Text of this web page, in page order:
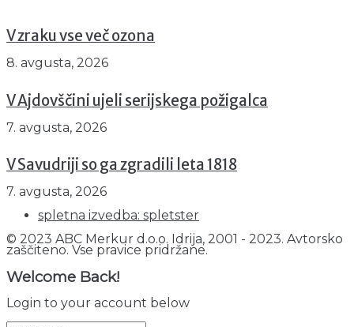
V zraku vse več ozona
8. avgusta, 2026
V Ajdovščini ujeli serijskega požigalca
7. avgusta, 2026
V Savudriji so ga zgradili leta 1818
7. avgusta, 2026
spletna izvedba: spletster
© 2023 ABC Merkur d.o.o. Idrija, 2001 - 2023. Avtorsko
zaščiteno. Vse pravice pridržane.
Welcome Back!
Login to your account below